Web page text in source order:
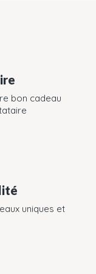
bon cadeau
uniques et